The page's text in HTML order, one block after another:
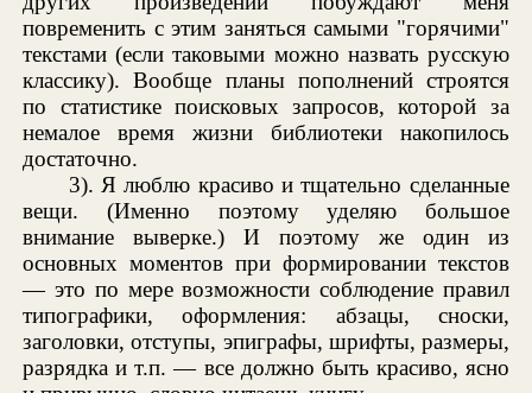
повременить с этим заняться самыми "горячими"
текстами (если таковыми можно назвать русскую
классику). Вообще планы пополнений строятся
по статистике поисковых запросов, которой за
немалое время жизни библиотеки накопилось
достаточно.
3). Я люблю красиво и тщательно сделанные
вещи. (Именно поэтому уделяю большое
внимание выверке.) И поэтому же один из
основных моментов при формировании текстов
— это по мере возможности соблюдение правил
типографики, оформления: абзацы, сноски,
заголовки, отступы, эпиграфы, шрифты, размеры,
разрядка и т.п. — все должно быть красиво, ясно